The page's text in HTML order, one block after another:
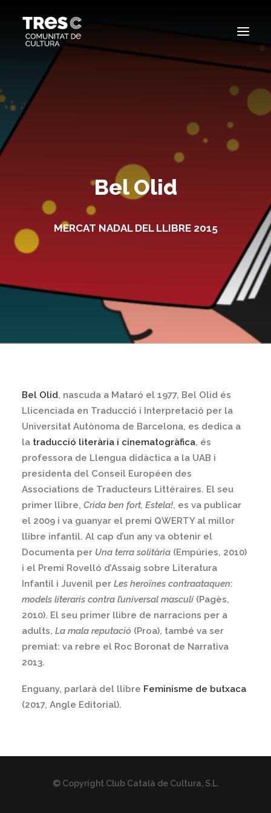
EDICIONS ANTERIORS
Bel Olid
MERCAT NADAL DEL LLIBRE 2015
Bel Olid, nascuda a Mataró el 1977, Bel Olid és
Llicenciada en Traducció i Interpretació per la
Universitat Autònoma de Barcelona, es dedica a
la traducció literària i cinematogràfica, és
professora de Llengua didàctica a la UAB i
presidenta del Conseil Européen des
Associations de Traducteurs Littéraires. El seu
primer llibre, Crida ben fort, Estela!, es va publicar
el 2009 i va guanyar el premi QWERTY al millor
llibre infantil. Al cap d’un any va obtenir el
Documenta per Una terra solitària (Empúries, 2010)
i el Premi Rovelló d’Assaig sobre Literatura
Infantil i Juvenil per Les heroïnes contraataquen:
models literaris contra l’universal masculí(Pagès,
2010). El seu primer llibre de narracions per a
adults, La mala reputació (Proa), també va ser
premiat: va rebre el Roc Boronat de Narrativa
2013.
Enguany, parlarà del llibre Feminisme de butxaca
(2017, Angle Editorial).
© Copyright Club Català de Cultura, S.L.